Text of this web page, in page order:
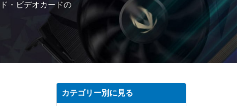
・ビデオカードの
カテゴリー別に見る